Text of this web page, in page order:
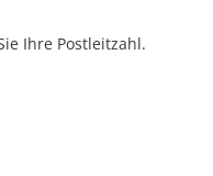
Ihre Postleitzahl.